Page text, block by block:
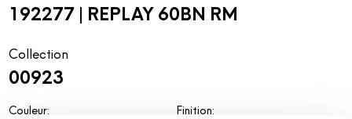
192277 | REPLAY 60BN RM
Collection
00923
Couleur:
Finition: